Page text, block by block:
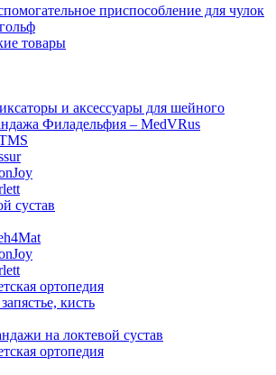
приспособление для чулок
товары
и аксессуары для шейного
Филадельфия – MedVRus
сустав
ортопедия
кисть
на локтевой сустав
ортопедия